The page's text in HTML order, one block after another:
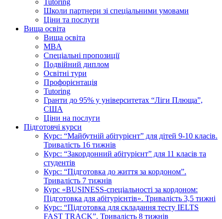
Tutoring
Школи партнери зі спеціальними умовами
Ціни та послуги
Вища освіта
Вища освіта
MBA
Спеціальні пропозиції
Подвійний диплом
Освітні тури
Профорієнтація
Tutoring
Гранти до 95% у університетах “Ліги Плюща”,
США
Ціни на послуги
Підготовчі курси
Курс: “Майбутній абітурієнт” для дітей 9-10 класів.
Тривалість 16 тижнів
Курс: “Закордонний абітурієнт” для 11 класів та
студентів
Курс: “Підготовка до життя за кордоном”.
Тривалість 7 тижнів
Курс «BUSINESS-спеціальності за кордоном:
Підготовка для абітурієнтів». Тривалість 3,5 тижні
Курс: “Підготовка для складання тесту IELTS
FAST TRACK”. Тривалість 8 тижнів